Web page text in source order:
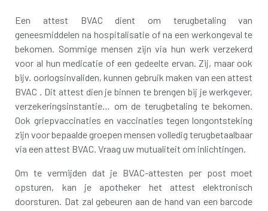
Een attest BVAC dient om terugbetaling van
geneesmiddelen na hospitalisatie of na een werkongeval te
bekomen. Sommige mensen zijn via hun werk verzekerd
voor al hun medicatie of een gedeelte ervan. Zij, maar ook
bijv. oorlogsinvaliden, kunnen gebruik maken van een attest
BVAC . Dit attest dien je binnen te brengen bij je werkgever,
verzekeringsinstantie… om de terugbetaling te bekomen.
Ook griepvaccinaties en vaccinaties tegen longontsteking
zijn voor bepaalde groepen mensen volledig terugbetaalbaar
via een attest BVAC. Vraag uw mutualiteit om inlichtingen.
Om te vermijden dat je BVAC-attesten per post moet
opsturen, kan je apotheker het attest elektronisch
doorsturen. Dat zal gebeuren aan de hand van een barcode